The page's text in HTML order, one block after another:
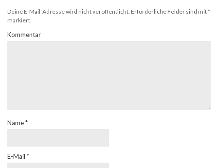
Deine E-Mail-Adresse wird nicht veröffentlicht. Erforderliche Felder sind mit*
markiert.
Kommentar
Name*
E-Mail *